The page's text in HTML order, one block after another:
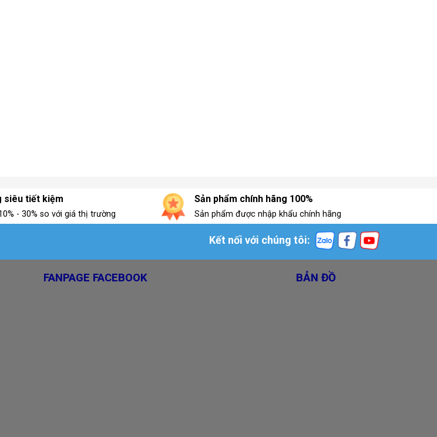
siêu tiết kiệm
- 30% so với giá thị trường
Sản phẩm chính hãng 100%
Sản phẩm được nhập khẩu chính hãng
Kết nối với chúng tôi:
FANPAGE FACEBOOK BẢN ĐỒ